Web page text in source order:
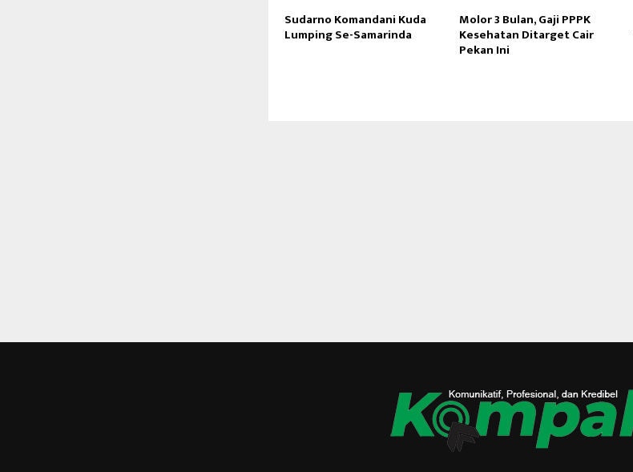
Sudarno Komandani Kuda
Lumping Se-Samarinda
Molor 3 Bulan, Gaji PPPK
Kesehatan Ditarget Cair
Pekan Ini